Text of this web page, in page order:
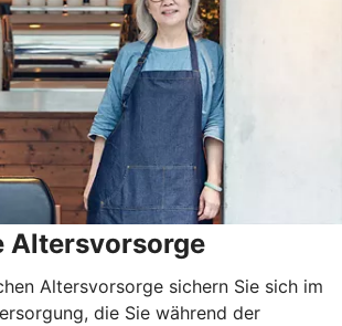
Altersvorsorge
Altersvorsorge sichern Sie sich im
die Sie während der